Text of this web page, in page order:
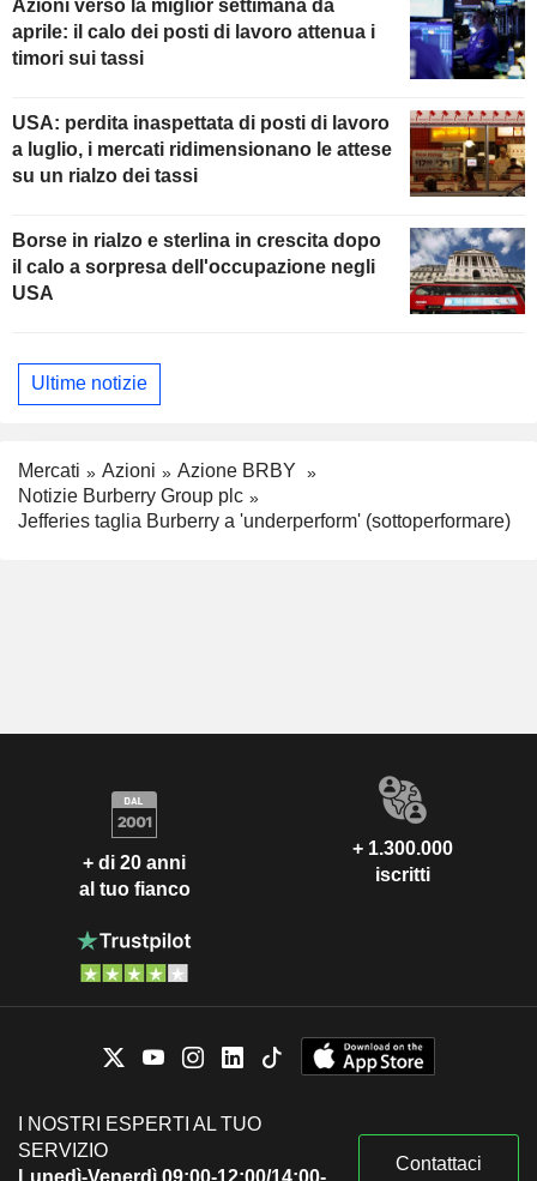
Azioni verso la miglior settimana da
aprile: il calo dei posti di lavoro attenua i
timori sui tassi
USA: perdita inaspettata di posti di lavoro
a luglio, i mercati ridimensionano le attese
su un rialzo dei tassi
Borse in rialzo e sterlina in crescita dopo
il calo a sorpresa dell'occupazione negli
USA
Ultime notizie
Mercati Azioni
Azione BRBY
Notizie Burberry Group plc
Jefferies taglia Burberry a 'underperform' (sottoperformare)
+ di 20 anni
al tuo fianco
+ 1.300.000
iscritti
I NOSTRI ESPERTI AL TUO
SERVIZIO
Lunedì-Venerdì 09:00-12:00/14:00-
Contattaci